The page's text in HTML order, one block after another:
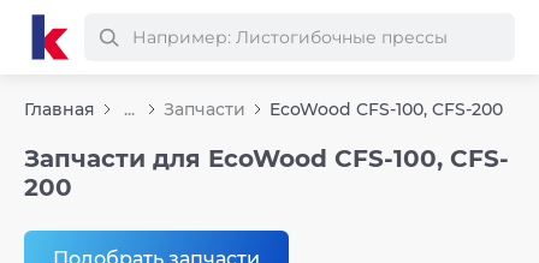
Главная ... Запчасти EcoWood CFS-100, CFS-200
Запчасти для EcoWood CFS-100, CFS-
200